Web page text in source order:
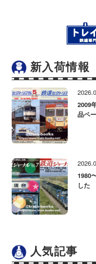
新入荷情報
2009
品ペ
1980
した
人気記事